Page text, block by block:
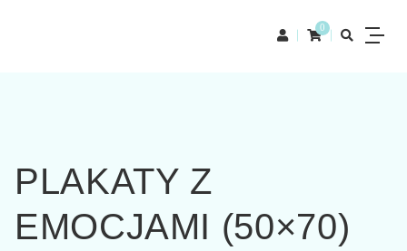
0
PLAKATY Z
EMOCJAMI (50×70)